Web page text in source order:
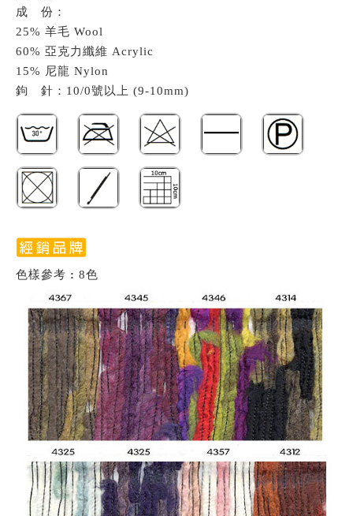
成 份：
25% 羊毛 Wool
60% 亞克力纖維 Acrylic
15% 尼龍 Nylon
鉤 針：10/0號以上 (9-10mm)
色樣參考 : 8色